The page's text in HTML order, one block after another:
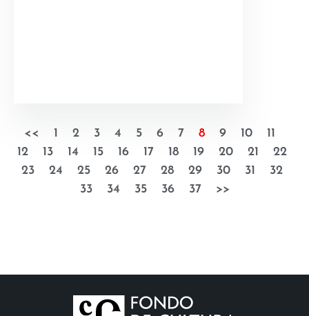
<< 1 2 3 4 5 6 7 8 9 10
11
12
13 14 15 16 17 18 19 20 21
22
23
24 25 26 27 28 29 30 31
32
33
34 35 36 37 >>